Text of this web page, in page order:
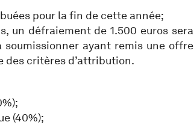
pour la fin de cette année;
un défraiement de 1.500 euros sera
ayant remis une offre
des critères d’attribution.
(40%);